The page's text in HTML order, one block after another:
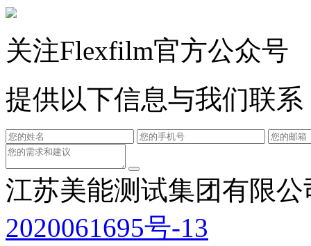
关注Flexfilm官方公众号
提供以下信息与我们联
江苏美能测试集团有限公
2020061695号-13